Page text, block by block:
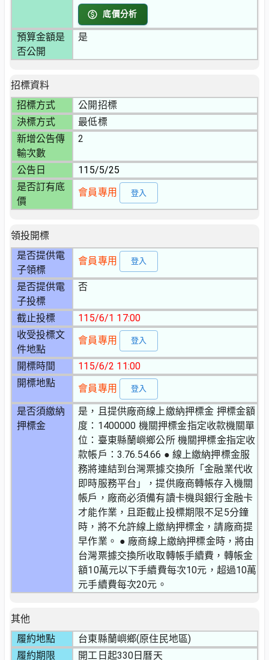
底價分析
預算金額是
否公開
是
招標資料
招標方式
公開招標
決標方式
最低標
新增公告傳
輸次數
2
公告日
115/5/25
是否訂有底
價
會員專用 登入
領投開標
是否提供電
子領標
會員專用 登入
是否提供電
子投標
否
截止投標
115/6/1 17:00
收受投標文
件地點
會員專用 登入
開標時間
115/6/2 11:00
開標地點
會員專用 登入
是否須繳納
押標金
是，且提供廠商線上繳納押標金 押標金額
度：1400000 機關押標金指定收款機關單
位：臺東縣蘭嶼鄉公所 機關押標金指定收
款帳戶：3.76.54.66 ● 線上繳納押標金服
務將連結到台灣票據交換所「金融業代收
即時服務平台」，提供廠商轉帳存入機關
帳戶，廠商必須備有讀卡機與銀行金融卡
才能作業，且距截止投標期限不足5分鐘
時，將不允許線上繳納押標金，請廠商提
早作業。 ● 廠商線上繳納押標金時，將由
台灣票據交換所收取轉帳手續費，轉帳金
額10萬元以下手續費每次10元，超過10萬
元手續費每次20元。
其他
履約地點
台東縣蘭嶼鄉(原住民地區)
履約期限
開工日起330日曆天